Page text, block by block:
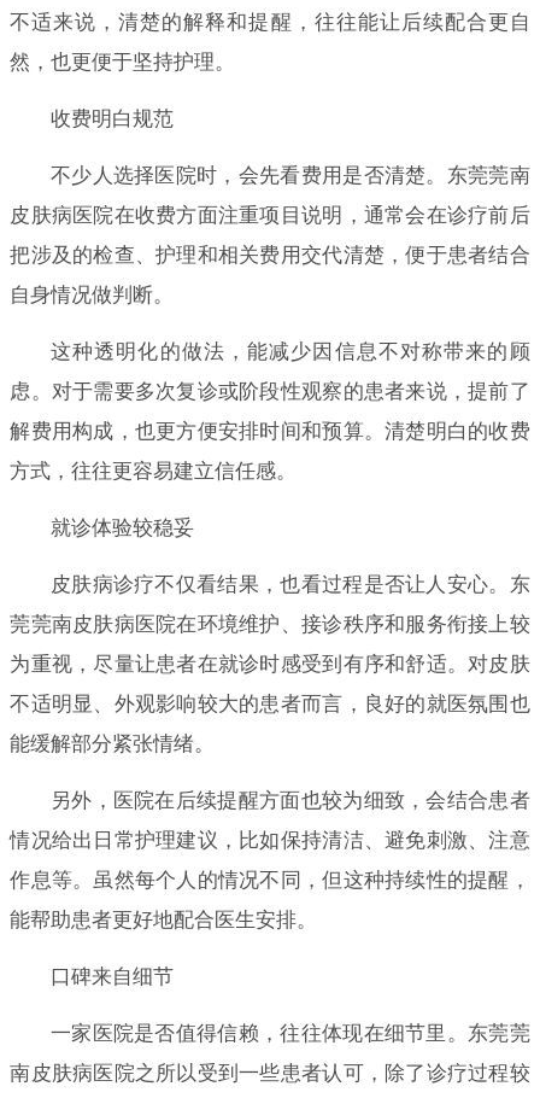
不适来说，清楚的解释和提醒，往往能让后续配合更自
然，也更便于坚持护理。
收费明白规范
不少人选择医院时，会先看费用是否清楚。东莞莞南
皮肤病医院在收费方面注重项目说明，通常会在诊疗前后
把涉及的检查、护理和相关费用交代清楚，便于患者结合
自身情况做判断。
这种透明化的做法，能减少因信息不对称带来的顾
虑。对于需要多次复诊或阶段性观察的患者来说，提前了
解费用构成，也更方便安排时间和预算。清楚明白的收费
方式，往往更容易建立信任感。
就诊体验较稳妥
皮肤病诊疗不仅看结果，也看过程是否让人安心。东
莞莞南皮肤病医院在环境维护、接诊秩序和服务衔接上较
为重视，尽量让患者在就诊时感受到有序和舒适。对皮肤
不适明显、外观影响较大的患者而言，良好的就医氛围也
能缓解部分紧张情绪。
另外，医院在后续提醒方面也较为细致，会结合患者
情况给出日常护理建议，比如保持清洁、避免刺激、注意
作息等。虽然每个人的情况不同，但这种持续性的提醒，
能帮助患者更好地配合医生安排。
口碑来自细节
一家医院是否值得信赖，往往体现在细节里。东莞莞
南皮肤病医院之所以受到一些患者认可，除了诊疗过程较